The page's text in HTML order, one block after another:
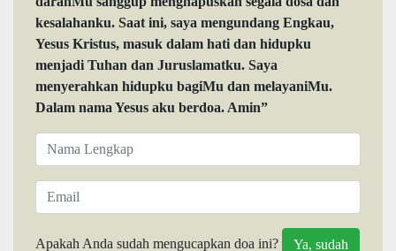
kesalahanku. Saat ini, saya mengundang Engkau,
Yesus Kristus, masuk dalam hati dan hidupku
menjadi Tuhan dan Juruslamatku. Saya
menyerahkan hidupku bagiMu dan melayaniMu.
Dalam nama Yesus aku berdoa. Amin”
Apakah Anda sudah mengucapkan doa ini?